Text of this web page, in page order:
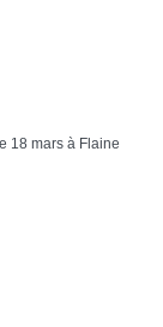
18 mars à Flaine